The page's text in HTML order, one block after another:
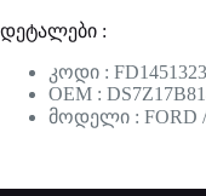
დეტალები :
კოდი :
OEM :
მოდელი : FORD /